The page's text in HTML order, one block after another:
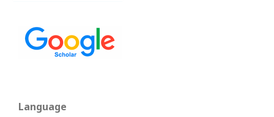
Language